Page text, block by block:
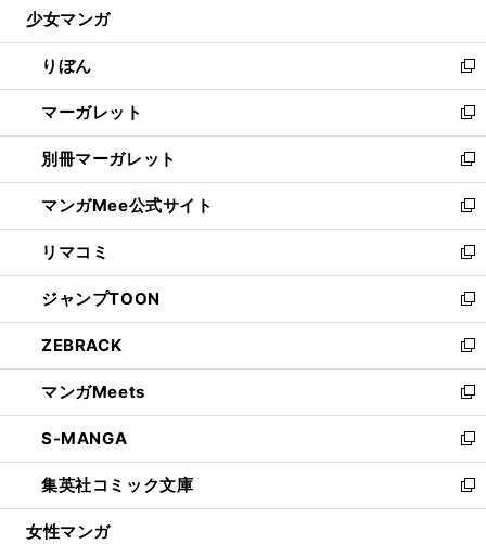
開
く
ウ
で
開
く
ン
ド
ウ
で
開
く
ウ
ィ
ン
ド
ウ
で
開
く
少女マンガ
りぼん
新
し
い
ウ
ィ
ン
ド
ウ
で
開
く
マーガレット
新
し
い
ウ
ィ
ン
ド
ウ
で
開
く
別冊マーガレット
新
し
い
ウ
ィ
ン
ド
ウ
で
開
く
マンガMee公式サイト
新
し
い
ウ
ィ
ン
ド
ウ
で
開
く
リマコミ
新
し
い
ウ
ィ
ン
ド
ウ
で
開
く
ジャンプTOON
新
し
い
ウ
ィ
ン
ド
ウ
で
開
ZEBRACK
新
し
い
ウ
ィ
ン
ド
ウ
マンガMeets
新
し
い
ウ
ィ
ン
S-MANGA
新
し
い
ウ
集英社コミック文庫
新
し
女性マンガ